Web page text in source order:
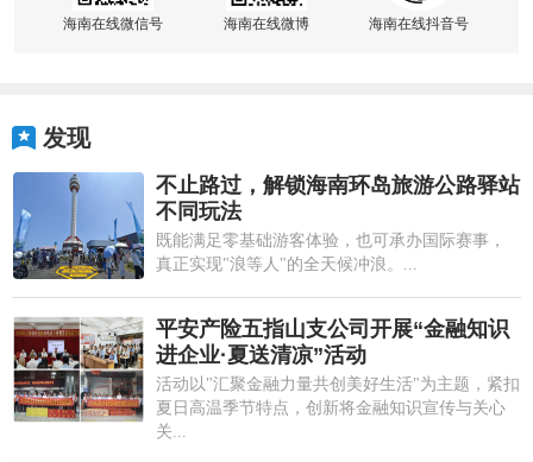
海南在线微信号 海南在线微博 海南在线抖音号
发现
不止路过，解锁海南环岛旅游公路驿站
不同玩法
既能满足零基础游客体验，也可承办国际赛事，
真正实现"浪等人"的全天候冲浪。...
平安产险五指山支公司开展“金融知识
进企业·夏送清凉”活动
活动以"汇聚金融力量共创美好生活"为主题，紧扣
夏日高温季节特点，创新将金融知识宣传与关心
关...